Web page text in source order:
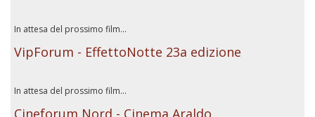
In attesa del prossimo film...
VipForum - EffettoNotte 23a edizione
In attesa del prossimo film...
Cineforum Nord - Cinema Araldo